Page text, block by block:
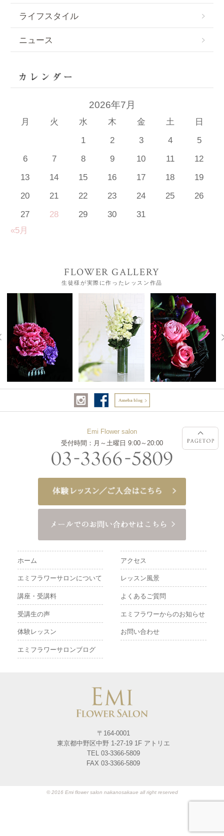
ライフスタイル
ニュース
2026年7月
月 火 水 木 金 土
日
1
2 3 4
5
6
7 8 9 10 11
12
13
14 15 16 17 18
19
20
21 22 23 24 25
26
27
28 29 30
31
«5月
FLOWER GALLERY
生徒様が実際に作ったレッスン作品
Emi Flower salon
受付時間：月～土曜日 9:00～20:00
ホーム アクセス
エミフラワーサロンについて レッスン風景
講座・受講料 よくあるご質問
受講生の声 エミフラワーからのお知らせ
体験レッスン お問い合わせ
エミフラワーサロンブログ
〒164-0001
東京都中野区中野 1-27-19 1F アトリエ
TEL 03-3366-5809
FAX 03-3366-5809
© 2016 Emi flower salon nakanosakaue all right reserved